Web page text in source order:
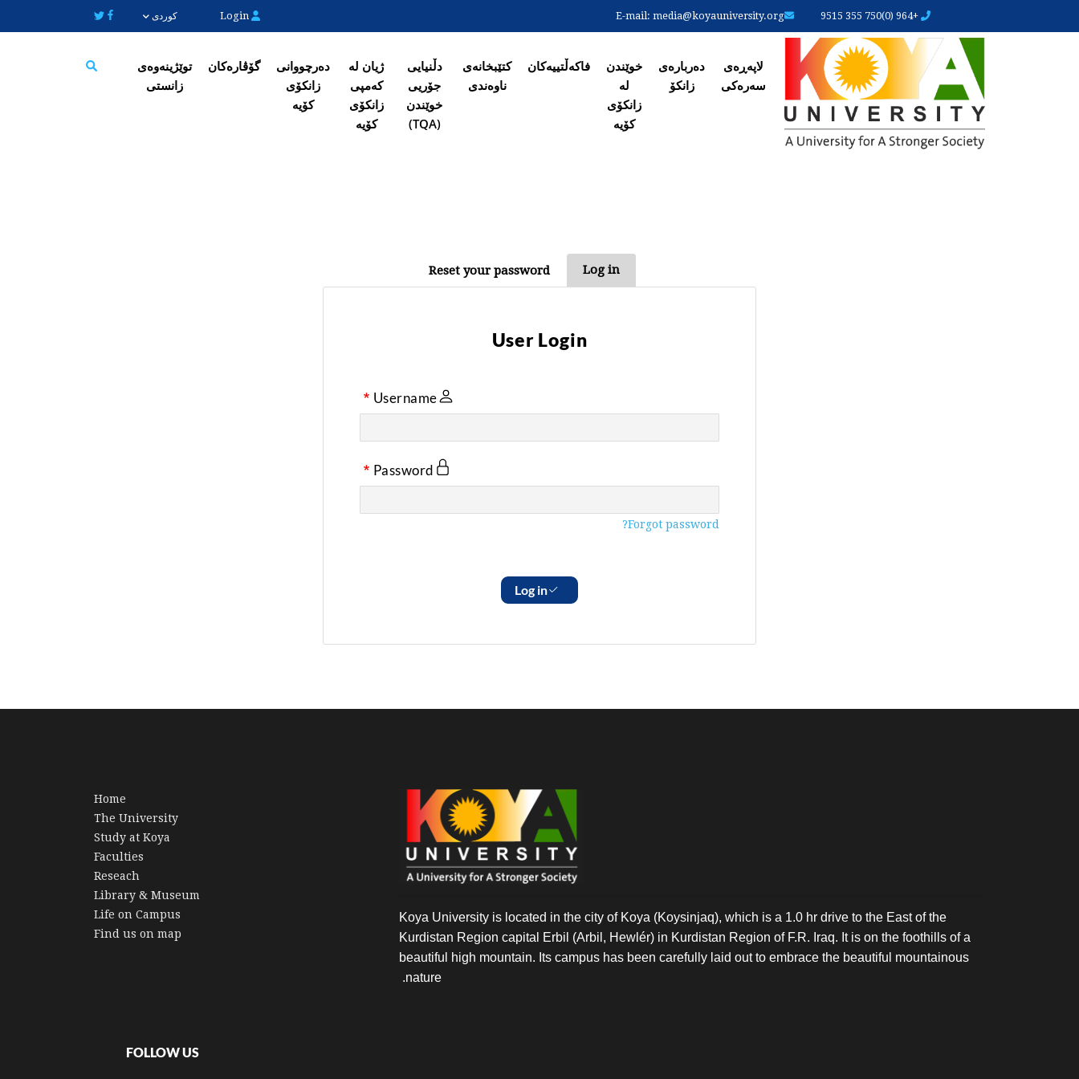
content
+964 (0)750 355 9515
E-mail: media@koyauniversity.org کوردی
لاپەڕەی سەرەکی
لاپەڕەی
سەرەکی
دەربارەی
زانکۆ
خوێندن
لە
زانکۆی
کۆیە
فاکەڵتییەکان
کتێبخانەی
ناوەندی
دڵنیایی
جۆریی
خوێندن
(TQA)
ژیان لە
کەمپی
زانکۆی
کۆیە
دەرچووانی
زانکۆی
کۆیە
گۆڤارەکان
توێژینەوەی
زانستی
Log in
Reset your password
User Login
Username
Password
Forgot password?
Log in
Koya University is located in the city of Koya (Koysinjaq), which is a 1.0 hr drive to the East of the
Kurdistan Region capital Erbil (Arbil, Hewlér) in Kurdistan Region of F.R. Iraq. It is on the foothills of a
beautiful high mountain. Its campus has been carefully laid out to embrace the beautiful mountainous
nature.
Home
The University
Study at Koya
Faculties
Reseach
Library & Museum
Life on Campus
Find us on map
FOLLOW US